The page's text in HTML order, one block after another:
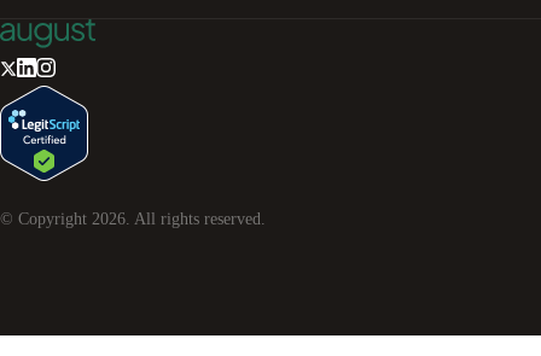
© Copyright 2026. All rights reserved.